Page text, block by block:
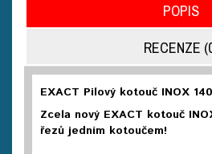
POPIS
RECENZE
EXACT Pilový kotouč INOX
Zcela nový EXACT kotouč
řezů jedním kotoučem!